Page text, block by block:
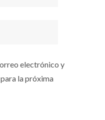
electrónico y
la próxima